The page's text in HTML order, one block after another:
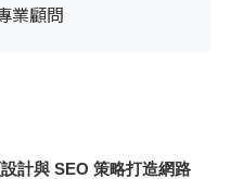
業顧問
計與 SEO 策略打造網路